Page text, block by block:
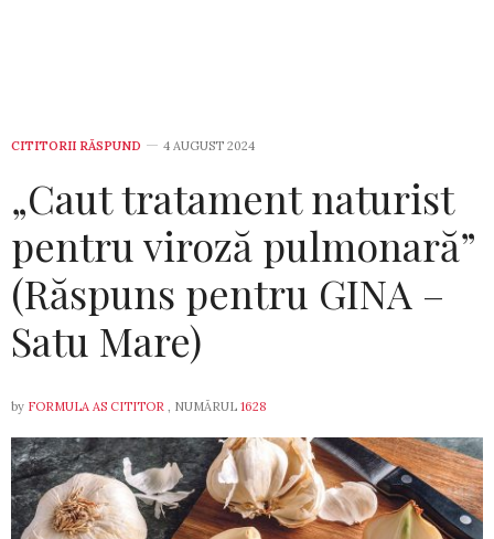
CITITORII RĂSPUND 4 AUGUST 2024
„Caut tratament naturist
pentru viroză pulmonară”
(Răspuns pentru GINA –
Satu Mare)
by FORMULA AS CITITOR , NUMĂRUL 1628